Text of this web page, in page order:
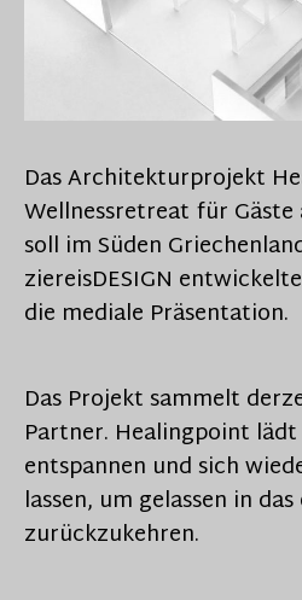
Das Architekturprojekt
Wellnessretreat für
soll im Süden
ziereisDESIGN
die mediale Präsentation.
Das Projekt sammelt
Partner. Healingpoint
entspannen und sich
lassen, um gelassen in
zurückzukehren.